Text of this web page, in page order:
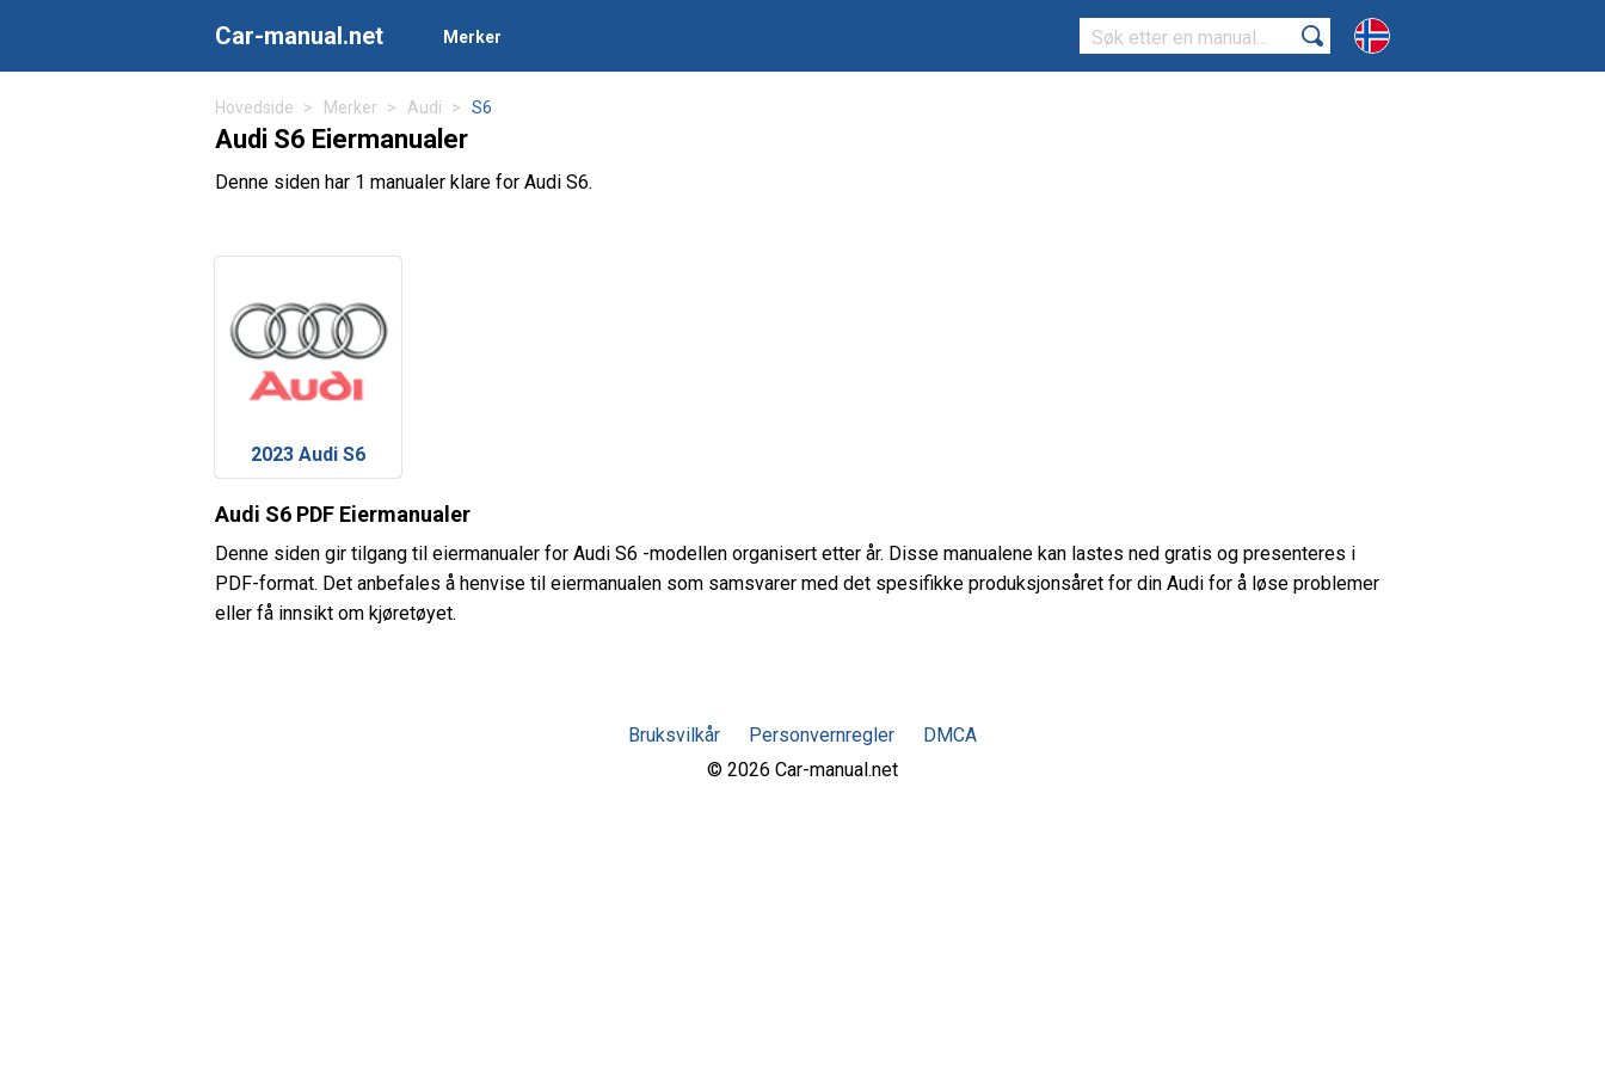
Car-manual.net Merker
Hovedside Merker Audi S6
Audi S6 Eiermanualer
Denne siden har 1 manualer klare for Audi S6.
2023 Audi S6
Audi S6 PDF Eiermanualer
Denne siden gir tilgang til eiermanualer for Audi S6 -modellen organisert etter år. Disse manualene kan lastes ned gratis og presenteres i
PDF-format. Det anbefales å henvise til eiermanualen som samsvarer med det spesifikke produksjonsåret for din Audi for å løse problemer
eller få innsikt om kjøretøyet.
Bruksvilkår Personvernregler
DMCA
© 2026 Car-manual.net